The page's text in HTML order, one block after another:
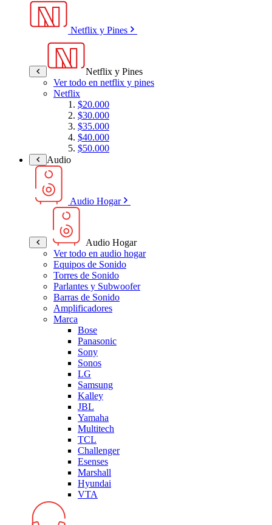
Netflix y Pines
Netflix y Pines
Ver todo en netflix y pines
Netflix
$20.000
$30.000
$35.000
$40.000
$50.000
Audio
Audio Hogar
Audio Hogar
Ver todo en audio hogar
Equipos de Sonido
Torres de Sonido
Parlantes y Subwoofer
Barras de Sonido
Amplificadores
Marca
Bose
Panasonic
Sony
Sonos
LG
Samsung
Kalley
JBL
Yamaha
Multitech
TCL
Challenger
Esenses
Marshall
Hyundai
VTA